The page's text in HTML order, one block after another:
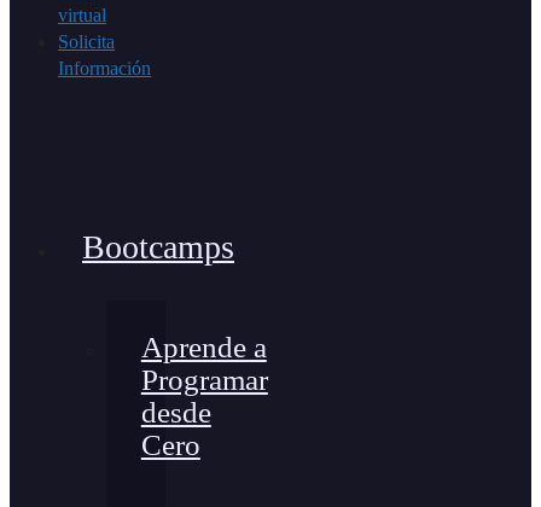
virtual
Solicita
Información
Bootcamps
Aprende a
Programar
desde
Cero